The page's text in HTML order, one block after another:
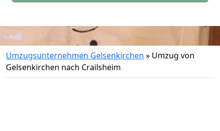
Umzugsunternehmen Gelsenkirchen » Umzug von
Gelsenkirchen nach Crailsheim